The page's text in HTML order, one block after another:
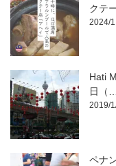
クテ
2024/
Hati
日（…
2019/
ペナ